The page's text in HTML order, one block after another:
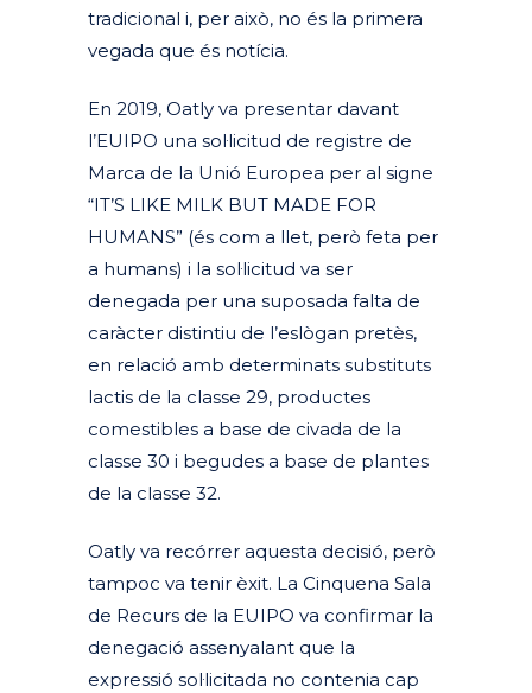
tradicional i, per això, no és la primera
vegada que és notícia.
En 2019, Oatly va presentar davant
l’EUIPO una sol·licitud de registre de
Marca de la Unió Europea per al signe
“IT’S LIKE MILK BUT MADE FOR
HUMANS” (és com a llet, però feta per
a humans) i la sol·licitud va ser
denegada per una suposada falta de
caràcter distintiu de l’eslògan pretès,
en relació amb determinats substituts
lactis de la classe 29, productes
comestibles a base de civada de la
classe 30 i begudes a base de plantes
de la classe 32.
Oatly va recórrer aquesta decisió, però
tampoc va tenir èxit. La Cinquena Sala
de Recurs de la EUIPO va confirmar la
denegació assenyalant que la
expressió sol·licitada no contenia cap